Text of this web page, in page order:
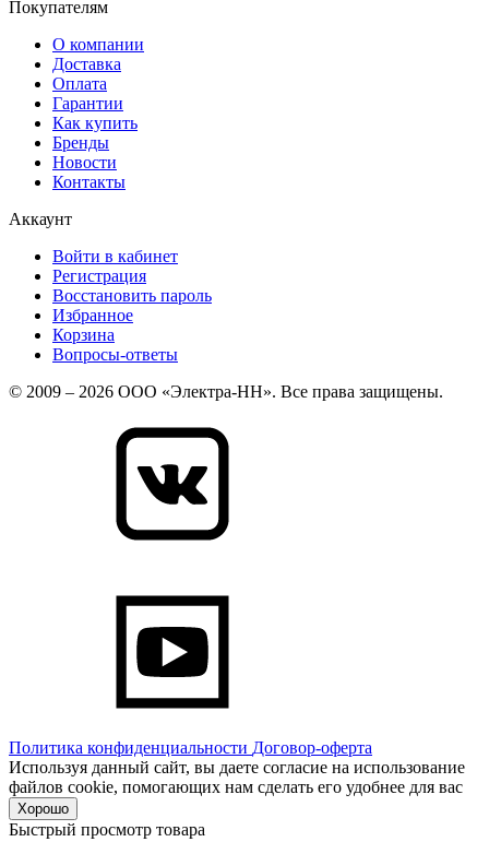
Покупателям
О компании
Доставка
Оплата
Гарантии
Как купить
Бренды
Новости
Контакты
Аккаунт
Войти в кабинет
Регистрация
Восстановить пароль
Избранное
Корзина
Вопросы-ответы
© 2009 – 2026 ООО «Электра-НН». Все права защищены.
Политика конфиденциальности Договор-оферта
Используя данный сайт, вы даете согласие на использование
файлов cookie, помогающих нам сделать его удобнее для вас
Хорошо
Быстрый просмотр товара